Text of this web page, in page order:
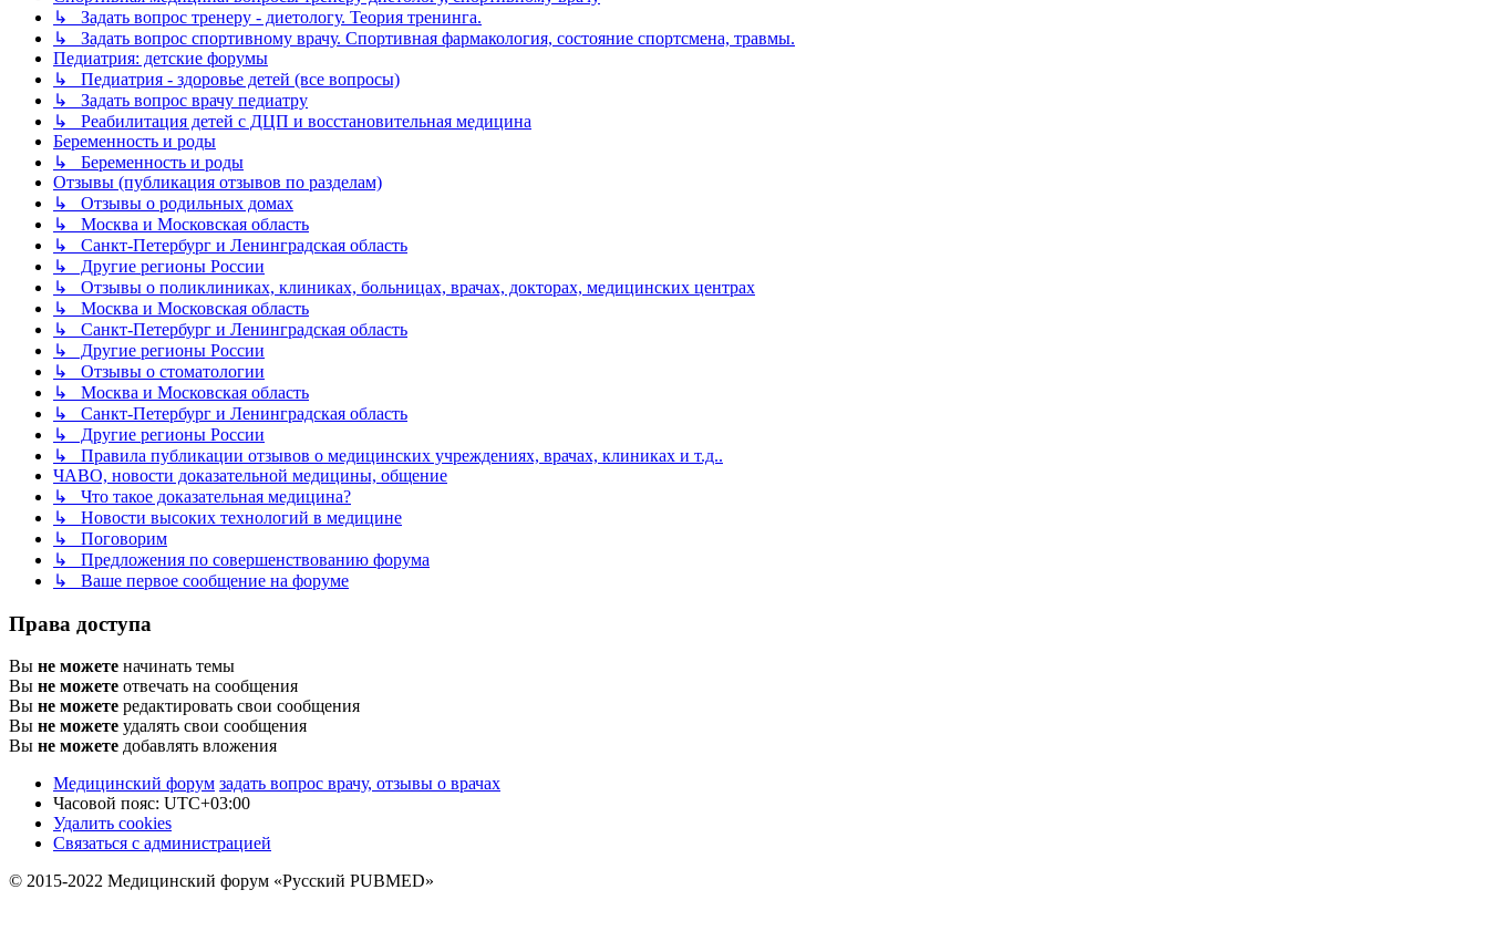
↳ Задать вопрос тренеру - диетологу. Теория тренинга.
↳ Задать вопрос спортивному врачу. Спортивная фармакология, состояние спортсмена, травмы.
Педиатрия: детские форумы
↳ Педиатрия - здоровье детей (все вопросы)
↳ Задать вопрос врачу педиатру
↳ Реабилитация детей с ДЦП и восстановительная медицина
Беременность и роды
↳ Беременность и роды
Отзывы (публикация отзывов по разделам)
↳ Отзывы о родильных домах
↳ Москва и Московская область
↳ Санкт-Петербург и Ленинградская область
↳ Другие регионы России
↳ Отзывы о поликлиниках, клиниках, больницах, врачах, докторах, медицинских центрах
↳ Москва и Московская область
↳ Санкт-Петербург и Ленинградская область
↳ Другие регионы России
↳ Отзывы о стоматологии
↳ Москва и Московская область
↳ Санкт-Петербург и Ленинградская область
↳ Другие регионы России
↳ Правила публикации отзывов о медицинских учреждениях, врачах, клиниках и т.д..
ЧАВО, новости доказательной медицины, общение
↳ Что такое доказательная медицина?
↳ Новости высоких технологий в медицине
↳ Поговорим
↳ Предложения по совершенствованию форума
↳ Ваше первое сообщение на форуме
Права доступа
Вы не можете начинать темы
Вы не можете отвечать на сообщения
Вы не можете редактировать свои сообщения
Вы не можете удалять свои сообщения
Вы не можете добавлять вложения
Медицинский форум задать вопрос врачу, отзывы о врачах
Часовой пояс: UTC+03:00
Удалить cookies
Связаться с администрацией
© 2015-2022 Медицинский форум «Русский PUBMED»